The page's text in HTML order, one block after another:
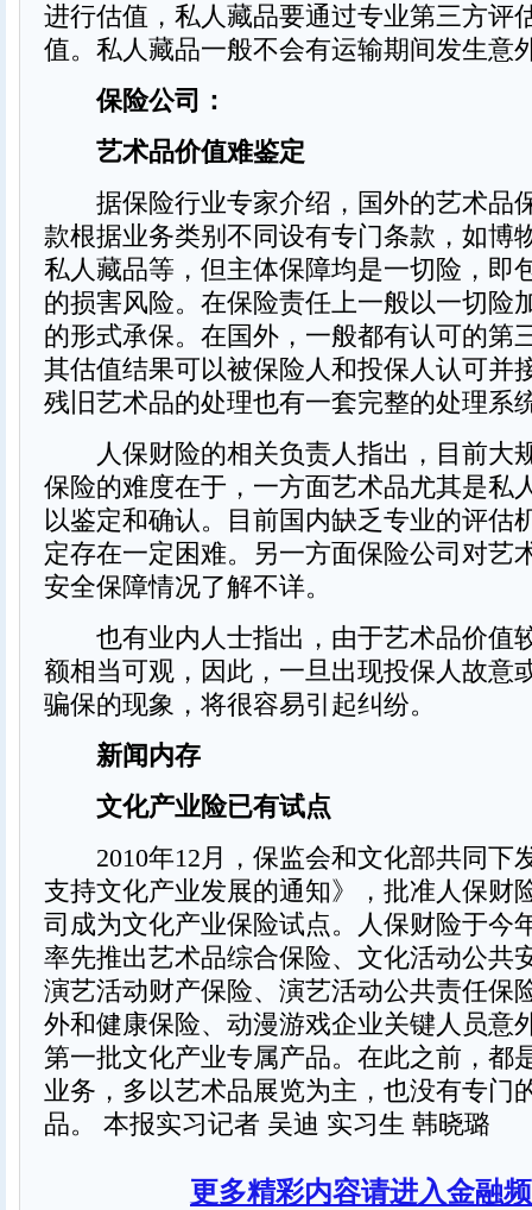
进行估值，私人藏品要通过专业第三方评
值。私人藏品一般不会有运输期间发生意
保险公司：
艺术品价值难鉴定
据保险行业专家介绍，国外的艺术品
款根据业务类别不同设有专门条款，如博
私人藏品等，但主体保障均是一切险，即
的损害风险。在保险责任上一般以一切险
的形式承保。在国外，一般都有认可的第
其估值结果可以被保险人和投保人认可并
残旧艺术品的处理也有一套完整的处理系
人保财险的相关负责人指出，目前大
保险的难度在于，一方面艺术品尤其是私
以鉴定和确认。目前国内缺乏专业的评估
定存在一定困难。另一方面保险公司对艺
安全保障情况了解不详。
也有业内人士指出，由于艺术品价值
额相当可观，因此，一旦出现投保人故意
骗保的现象，将很容易引起纠纷。
新闻内存
文化产业险已有试点
2010年12月，保监会和文化部共同下
支持文化产业发展的通知》，批准人保财
司成为文化产业保险试点。人保财险于今
率先推出艺术品综合保险、文化活动公共
演艺活动财产保险、演艺活动公共责任保
外和健康保险、动漫游戏企业关键人员意
第一批文化产业专属产品。在此之前，都
业务，多以艺术品展览为主，也没有专门
品。 本报实习记者 吴迪 实习生 韩晓璐
更多精彩内容请进入金融